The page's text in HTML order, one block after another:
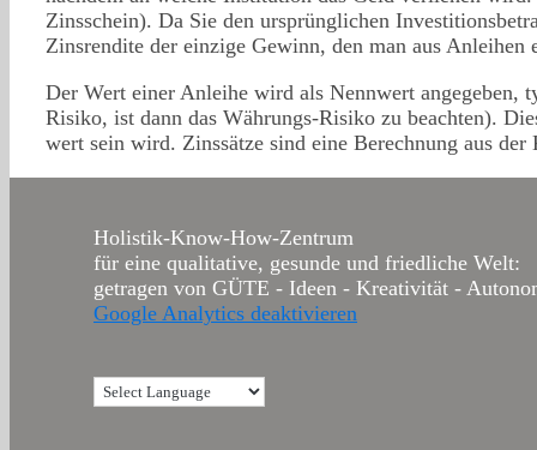
Zinsschein). Da Sie den ursprünglichen
Zinsrendite der einzige Gewinn, den man aus Anleihen
Der Wert einer Anleihe wird als Nennwert angegeben,
Risiko, ist dann das Währungs-Risiko zu beachten).
wert sein wird. Zinssätze sind eine Berechnung aus
Holistik-Know-How-Zentrum
für eine qualitative, gesunde und friedliche Welt:
getragen von GÜTE - Ideen - Kreativität -
Google Analytics deaktivieren